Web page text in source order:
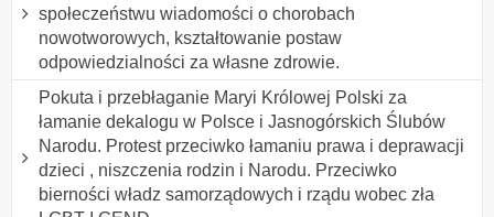
społeczeństwu wiadomości o chorobach
nowotworowych, kształtowanie postaw
odpowiedzialności za własne zdrowie.
Pokuta i przebłaganie Maryi Królowej Polski za
łamanie dekalogu w Polsce i Jasnogórskich Ślubów
Narodu. Protest przeciwko łamaniu prawa i deprawacji
dzieci , niszczenia rodzin i Narodu. Przeciwko
bierności władz samorządowych i rządu wobec zła